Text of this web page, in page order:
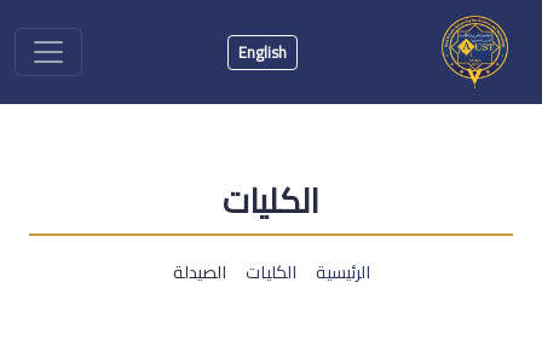
English
الكليات
الرئيسية الكليات الصيدلة